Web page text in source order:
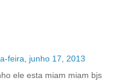
feira, junho 17, 2013
ele esta miam miam bjs